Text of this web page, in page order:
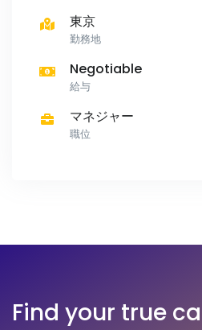
東京
勤務地
Negotiable
給与
マネジャー
職位
Find your true